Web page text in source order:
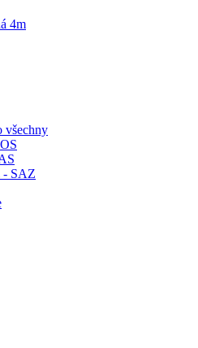
4m
všechny
- SAZ